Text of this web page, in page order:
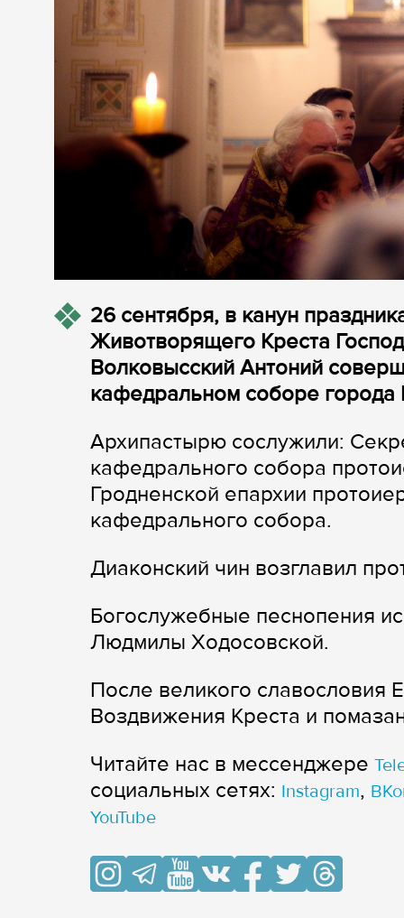
26 сентября, в канун
Животворящего Креста
Волковысский Антоний
кафедральном соборе города
Архипастырю сослужили:
кафедрального собора
Гродненской епархии
кафедрального собора.
Диаконский чин возглавил
Богослужебные песнопения
Людмилы Ходосовской.
После великого славословия
Воздвижения Креста и
Читайте нас в мессенджере
cоциальных сетях: Instagram,
YouTube